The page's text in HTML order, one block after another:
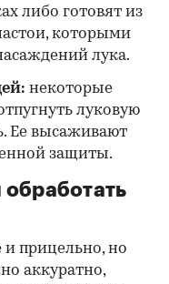
либо готовят из
которыми
лука.
некоторые
луковую
Ее высаживают
защиты.
и прицельно, но
аккуратно,